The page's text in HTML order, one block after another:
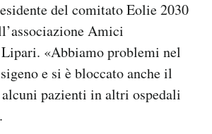
del comitato Eolie 2030
Amici
Lipari. «Abbiamo problemi nel
e si è bloccato anche il
pazienti in altri ospedali